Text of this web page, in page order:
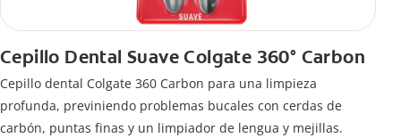
Cepillo Dental Suave Colgate 360° Carbon
Cepillo dental Colgate 360 ​​Carbon para una limpieza
profunda, previniendo problemas bucales con cerdas de
carbón, puntas finas y un limpiador de lengua y mejillas.